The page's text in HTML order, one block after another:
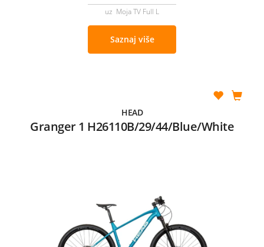
uz Moja TV Full L
Saznaj više
HEAD
Granger 1 H26110B/29/44/Blue/White